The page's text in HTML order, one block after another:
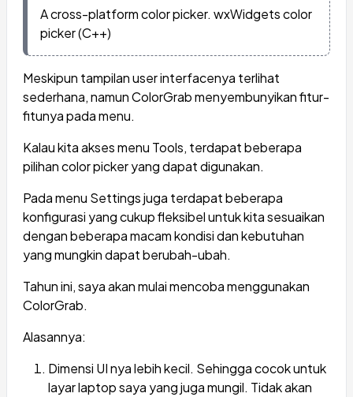
A cross-platform color picker. wxWidgets color
picker (C++)
Meskipun tampilan user interfacenya terlihat
sederhana, namun ColorGrab menyembunyikan fitur-
fitunya pada menu.
Kalau kita akses menu Tools, terdapat beberapa
pilihan color picker yang dapat digunakan.
Pada menu Settings juga terdapat beberapa
konfigurasi yang cukup fleksibel untuk kita sesuaikan
dengan beberapa macam kondisi dan kebutuhan
yang mungkin dapat berubah-ubah.
Tahun ini, saya akan mulai mencoba menggunakan
ColorGrab.
Alasannya:
Dimensi UI nya lebih kecil. Sehingga cocok untuk
layar laptop saya yang juga mungil. Tidak akan